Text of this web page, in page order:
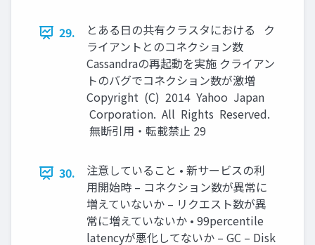
29.
とある日の共有クラスタにおける ク
ライアントとのコネクション数
Cassandraの再起動を実施 クライアン
トのバグでコネクション数が激増
Copyright (C) 2014 Yahoo Japan
Corporation. All Rights Reserved.
無断引用・転載禁止 29
30.
注意していること • 新サービスの利
用開始時 – コネクション数が異常に
増えていないか – リクエスト数が異
常に増えていないか • 99percentile
latencyが悪化してないか – GC – Disk